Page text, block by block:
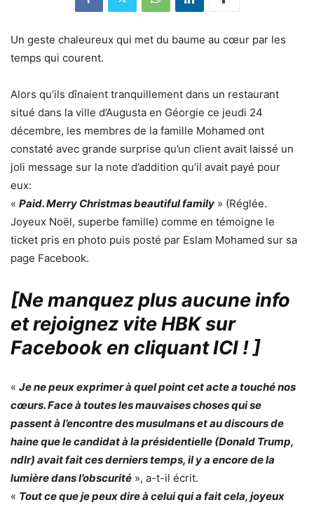
Un geste chaleureux qui met du baume au cœur par les
temps qui courent.
Alors qu’ils dînaient tranquillement dans un restaurant
situé dans la ville d’Augusta en Géorgie ce jeudi 24
décembre, les membres de la famille Mohamed ont
constaté avec grande surprise qu’un client avait laissé un
joli message sur la note d’addition qu’il avait payé pour
eux:
« Paid. Merry Christmas beautiful family » (Réglée.
Joyeux Noël, superbe famille) comme en témoigne le
ticket pris en photo puis posté par Eslam Mohamed sur sa
page Facebook.
[Ne manquez plus aucune info
et rejoignez vite HBK sur
Facebook en cliquant ICI !]
« Je ne peux exprimer à quel point cet acte a touché nos
cœurs. Face à toutes les mauvaises choses qui se
passent à l’encontre des musulmans et au discours de
haine que le candidat à la présidentielle (Donald Trump,
ndlr) avait fait ces derniers temps, il y a encore de la
lumière dans l’obscurité », a-t-il écrit.
« Tout ce que je peux dire à celui qui a fait cela, joyeux